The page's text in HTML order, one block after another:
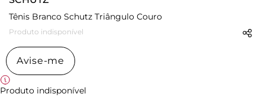
Tênis Branco Schutz Triângulo Couro
Produto indisponível
Avise-me
Produto indisponível